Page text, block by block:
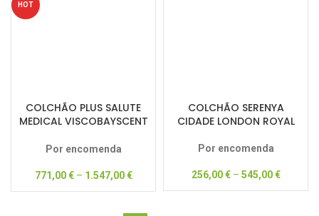
HOT
COLCHÃO PLUS SALUTE
MEDICAL VISCOBAYSCENT
Por encomenda
771,00€– 1.547,00€
COLCHÃO SERENYA
CIDADE LONDON ROYAL
Por encomenda
256,00€– 545,00€